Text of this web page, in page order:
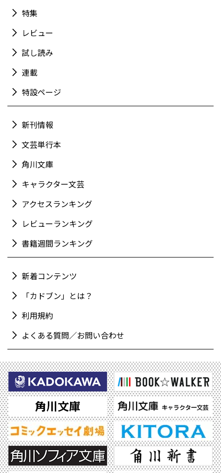
特集
レビュー
試し読み
連載
特設ページ
新刊情報
文芸単行本
角川文庫
キャラクター文芸
アクセスランキング
レビューランキング
書籍週間ランキング
新着コンテンツ
「カドブン」とは？
利用規約
よくある質問／お問い合わせ